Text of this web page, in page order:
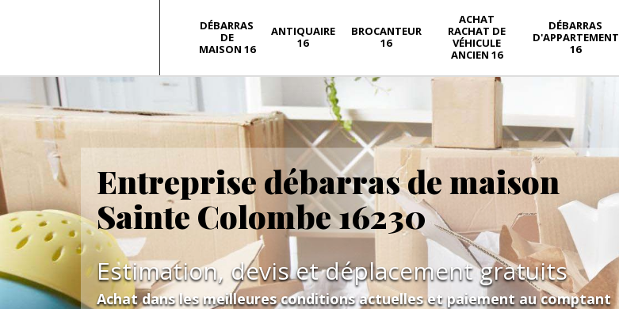
DÉBARRAS
DE
MAISON 16
ANTIQUAIRE
16
BROCANTEUR
16
ACHAT
RACHAT DE
VÉHICULE
ANCIEN 16
DÉBARRAS
D'APPARTEMENT
16
Entreprise débarras de maison
Sainte Colombe 16230
Estimation, devis et déplacement gratuits
Achat dans les meilleures conditions actuelles et paiement au comptant